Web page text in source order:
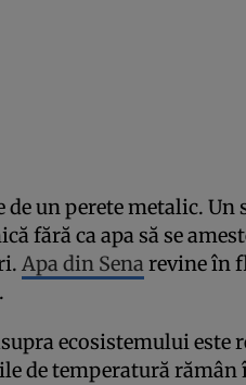
un perete metalic. Un
fără ca apa să se
Apa din Sena revine în
ecosistemului este
de temperatură